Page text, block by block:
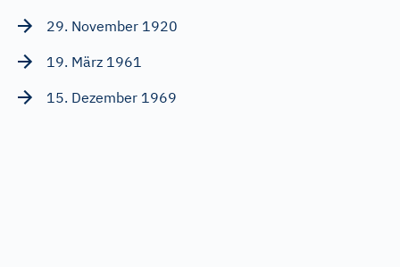
29. November 1920
19. März 1961
15. Dezember 1969